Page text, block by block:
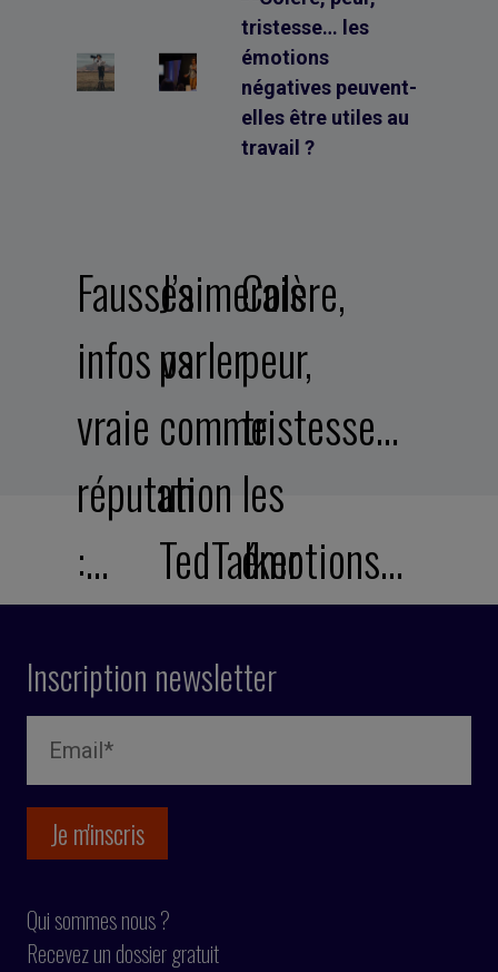
Fausses
infos vs
vraie
réputation
:…
J’aimerais
parler
comme
un
TedTalker
Colère,
peur,
tristesse…
les
émotions…
Inscription newsletter
Qui sommes nous ?
Recevez un dossier gratuit